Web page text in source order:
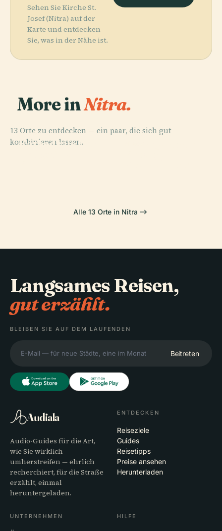
Sehen Sie Kirche St.
Josef (Nitra) auf der
Karte und entdecken
Sie, was in der Nähe ist.
More inNitra.
13 Orte zu entdecken — ein paar, die sich gut
kombinieren lassen.
PLACE
PLACE
PLACE
Kathedrale Des
Alle 13 Orte in Nitra
Langsames Reisen,
gut erzählt.
BLEIBEN SIE AUF DEM LAUFENDEN
Beitreten
Audiala
Audio-Guides für die Art,
wie Sie wirklich
umherstreifen — ehrlich
recherchiert, für die Straße
erzählt, einmal
heruntergeladen.
ENTDECKEN
Reiseziele
Guides
Reisetipps
Preise ansehen
Herunterladen
UNTERNEHMEN HILFE